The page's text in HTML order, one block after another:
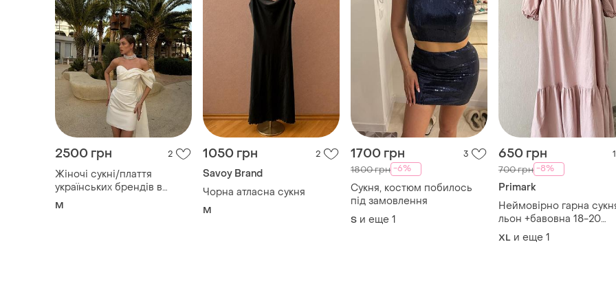
2500 грн 2
Жіночі сукні/плаття
українських брендів в
розмірі м
M
1050 грн 2
Savoy Brand
Чорна атласна сукня
M
1700 грн 3
1800 грн -6%
Сукня, костюм побилось
під замовлення
S и еще 1
650 грн 1
700 грн -8%
Primark
Неймовірно гарна
льон +бавовна 18-20
розмір
XL и еще 1